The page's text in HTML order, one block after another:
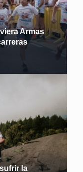
Armas
la